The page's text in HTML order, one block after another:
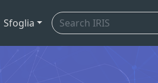
Sfoglia